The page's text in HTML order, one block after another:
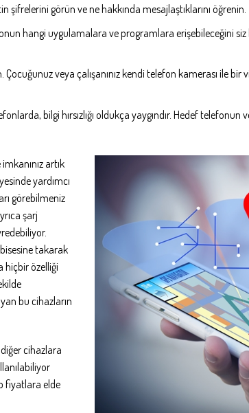
şifrelerini görün ve ne hakkında mesajlaştıklarını öğrenin.
hangi uygulamalara ve programlara erişebileceğini
veya çalışanınız kendi telefon kamerası ile
bilgi hırsızlığı oldukça yaygındır. Hedef
artık
yardımcı
görebilmeniz
şarj
takarak
hiçbir özelliği
bu cihazların
cihazlara
fiyatlara elde